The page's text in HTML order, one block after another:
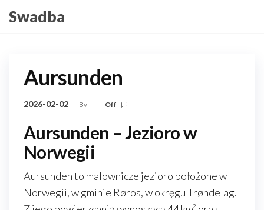
toSwadba
Aursunden
2026-02-02 By Off
Aursunden – Jezioro w
Norwegii
Aursunden to malownicze jezioro położone w
Norwegii, w gminie Røros, w okręgu Trøndelag.